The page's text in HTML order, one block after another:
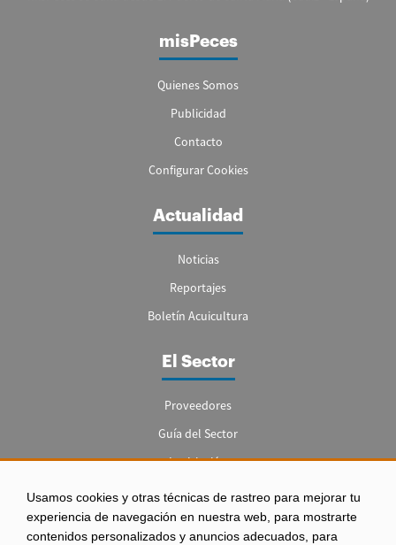
Usamos cookies y otras técnicas de rastreo para mejorar tu
experiencia de navegación en nuestra web, para mostrarte
contenidos personalizados y anuncios adecuados, para
misPeces
Quienes Somos
Publicidad
Contacto
Configurar Cookies
Actualidad
Noticias
Reportajes
Boletín Acuicultura
El Sector
Proveedores
Guía del Sector
Legislación
Empleo